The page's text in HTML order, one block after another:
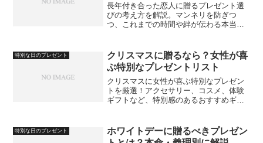
長年付き合った恋人に贈るプレゼント選
びの考え方を解説。マンネリを防ぎつ
つ、これまでの時間や絆が伝わる本当に
特別な日のプレゼント
クリスマスに贈るなら？女性が喜
ぶ特別なプレゼントリスト
クリスマスに女性が喜ぶ特別なプレゼン
トを厳選！アクセサリー、コスメ、体験
ギフトなど、特別感のあるおすすめギフ
特別な日のプレゼント
ホワイトデーに贈るべきプレゼン